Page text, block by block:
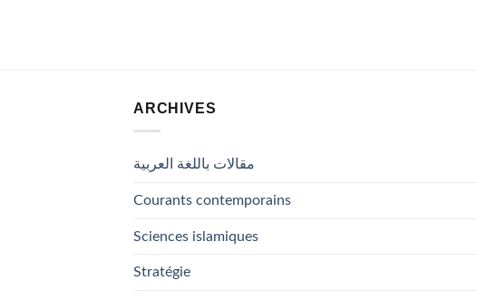
ARCHIVES
مقالات باللغة العربية
Courants contemporains
Sciences islamiques
Stratégie